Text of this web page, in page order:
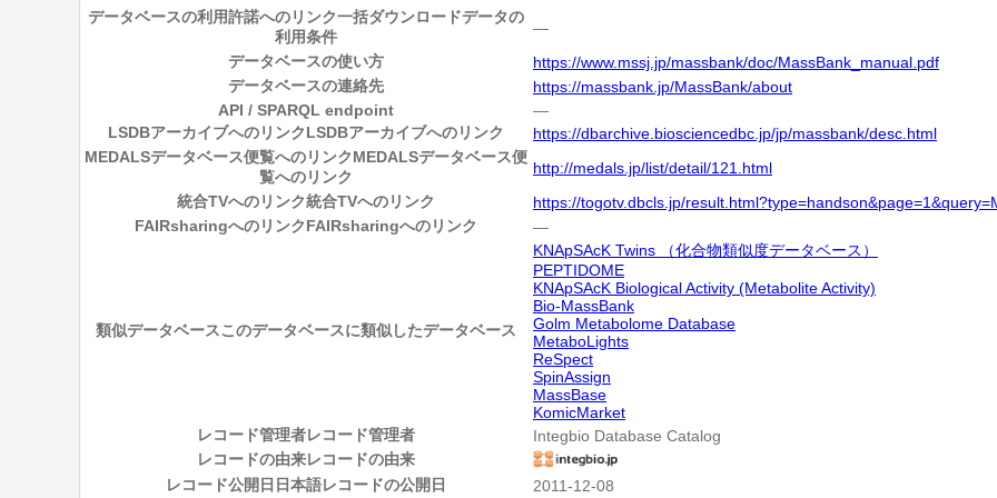
データベースの利用許諾へのリンク一括ダウンロードデータの
利用条件
―
データベースの使い方
https://www.mssj.jp/massbank/doc/MassBank_manual.pdf
データベースの連絡先
https://massbank.jp/MassBank/about
API / SPARQL endpoint
―
LSDBアーカイブへのリンクLSDBアーカイブへのリンク
https://dbarchive.biosciencedbc.jp/jp/massbank/desc.html
MEDALSデータベース便覧へのリンクMEDALSデータベース便
覧へのリンク
http://medals.jp/list/detail/121.html
統合TVへのリンク統合TVへのリンク
https://togotv.dbcls.jp/
FAIRsharingへのリンクFAIRsharingへのリンク ―
類似データベースこのデータベースに類似したデータベース
KNApSAcK Twins （化合物類似度データベース）
PEPTIDOME
KNApSAcK Biological Activity (Metabolite Activity)
Bio-MassBank
Golm Metabolome Database
MetaboLights
ReSpect
SpinAssign
MassBase
KomicMarket
レコード管理者レコード管理者
Integbio Database Catalog
レコードの由来レコードの由来
レコード公開日 日本語レコードの公開日 2011-12-08